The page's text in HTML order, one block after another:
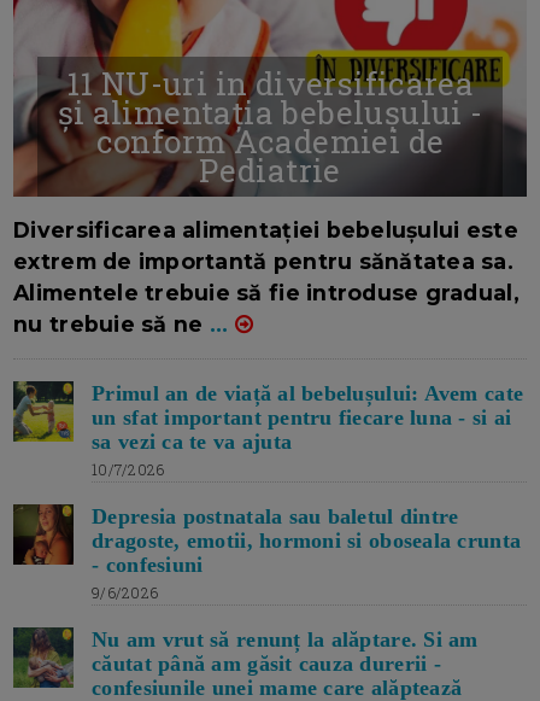
11 NU-uri in diversificarea
și alimentația bebelușului -
conform Academiei de
Pediatrie
Diversificarea alimentației bebelușului este
extrem de importantă pentru sănătatea sa.
Alimentele trebuie să fie introduse gradual,
nu trebuie să ne ...
Primul an de viață al bebelușului: Avem cate
un sfat important pentru fiecare luna - si ai
sa vezi ca te va ajuta
10/7/2026
Depresia postnatala sau baletul dintre
dragoste, emotii, hormoni si oboseala crunta
- confesiuni
9/6/2026
Nu am vrut să renunț la alăptare. Si am
căutat până am găsit cauza durerii -
confesiunile unei mame care alăptează